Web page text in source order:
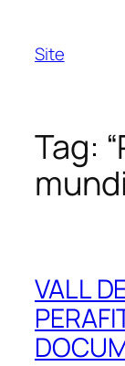
content
Site
Tag:
VALL